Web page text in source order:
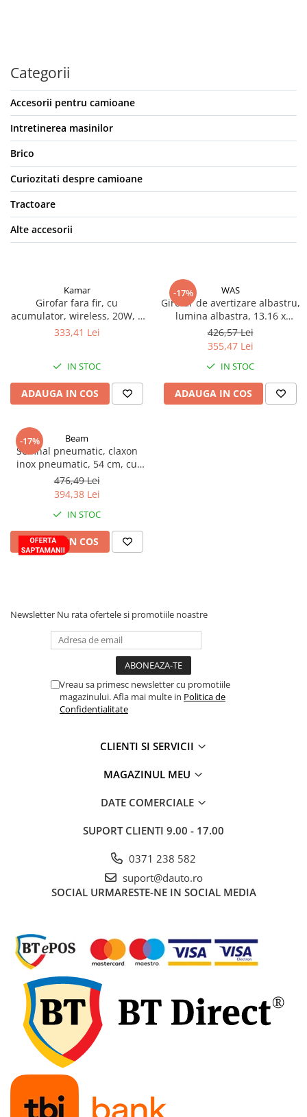
Testere si Diagnoza Auto
Ventilatoare Auto
Piese auto
Scule electrice
Acumulatori, baterii si
incarcatoare scule electrice
Amestecatoare electrice, mixere
Aparate sudura
Flexuri si polizoare
Masini gaurit, filetat cu
acumulator
Motofierastraie, fierastraie si
Pistoale aer cald si de lipit
Pistoale de vopsit electrice
Redresoare
Rindele electrice
Rotopercutoare si demolatoare
Scule multifunctionale si masini de
Slefuitoare
Taietoare de beton
Accesorii pistoale de lipit
Accesorii polizare, slefuire,
rindeluire si polishat
Burghie beton si seturi burghie
Burghie si seturi burghie pentru
Perii sarma
Seturi si accesorii pentru gaurit,
insurubat si amestecat
Scule si unelte
Aparate si unelte de masura
Bomfaiere si fierastraie
Capsatoare
Chei si truse chei
Ciocane, dalti si rangi
Categorii
Accesorii pentru camioane
Intretinerea masinilor
Brico
Curiozitati despre camioane
Tractoare
Alte accesorii
Kamar
Girofar fara fir, cu
acumulator, wireless, 20W, 8
moduri, Portocaliu
333,41 Lei
IN STOC
ADAUGA IN COS
-17% WAS
Girofar de avertizare albastru,
lumina albastra, 13.16 x
8.36cm, magnetic cu cablu
426,57 Lei
355,47 Lei
IN STOC
ADAUGA IN COS
-17% Beam
Semnal pneumatic, claxon
inox pneumatic, 54 cm, cu
capac
476,49 Lei
394,38 Lei
IN STOC
ADAUGA IN COS
Newsletter Nu rata ofertele si promotiile noastre
Vreau sa primesc newsletter cu promotiile
magazinului. Afla mai multe in Politica de
Confidentialitate
CLIENTI SI SERVICII
MAGAZINUL MEU
DATE COMERCIALE
SUPORT CLIENTI 9.00 - 17.00
0371 238 582
suport@dauto.ro
SOCIAL URMARESTE-NE IN SOCIAL MEDIA